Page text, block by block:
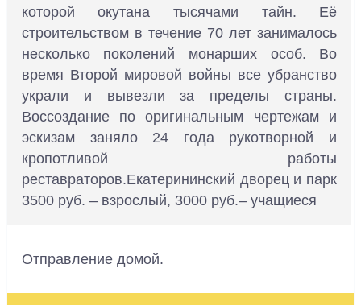
которой окутана тысячами тайн. Её
строительством в течение 70 лет занималось
несколько поколений монарших особ. Во
время Второй мировой войны все убранство
украли и вывезли за пределы страны.
Воссоздание по оригинальным чертежам и
эскизам заняло 24 года рукотворной и
кропотливой работы
реставраторов.Екатерининский дворец и парк
3500 руб. – взрослый, 3000 руб.– учащиеся
Отправление домой.